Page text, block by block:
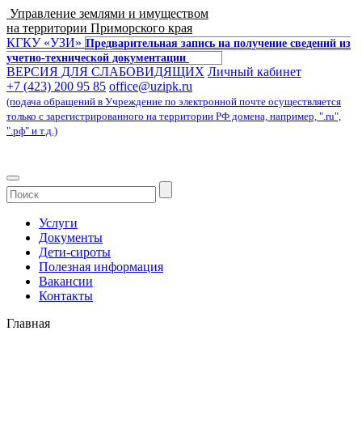
Управление землями и имуществом
на территории Приморского края
КГКУ «УЗИ» Предварительная запись на получение сведений из
учетно-технической документации
ВЕРСИЯ ДЛЯ СЛАБОВИДЯЩИХ Личный кабинет
+7 (423) 200 95 85 office@uzipk.ru
(подача обращений в Учреждение по электронной почте осуществляется
только с зарегистрированного на территории РФ домена, например, ".ru",
".рф" и т.д.)
Услуги
Документы
Дети-сироты
Полезная информация
Вакансии
Контакты
Главная